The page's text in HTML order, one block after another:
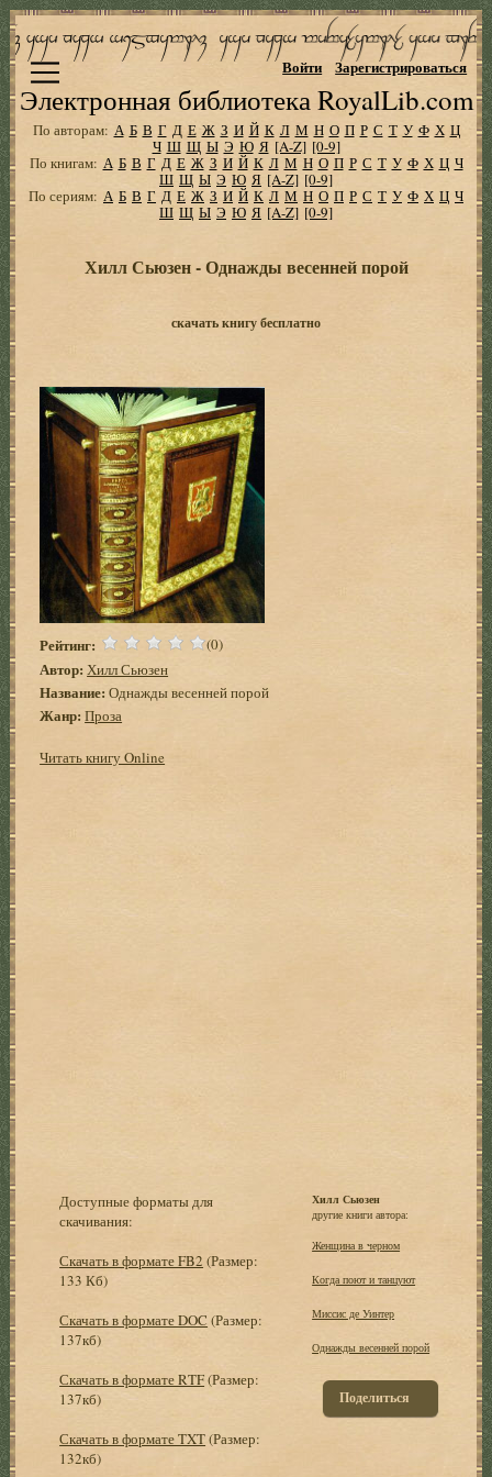
Электронная библиотека RoyalLib.com
Войти Зарегистрироваться
По авторам: А Б В Г Д Е Ж З И Й К Л М Н О П Р С Т У Ф Х Ц
Ч Ш Щ Ы Э Ю Я [A-Z] [0-9]
По книгам: А Б В Г Д Е Ж З И Й К Л М Н О П Р С Т У Ф Х Ц Ч
Ш Щ Ы Э Ю Я [A-Z] [0-9]
По сериям: А Б В Г Д Е Ж З И Й К Л М Н О П Р С Т У Ф Х Ц Ч
Ш Щ Ы Э Ю Я [A-Z] [0-9]
Хилл Сьюзен - Однажды весенней порой
скачать книгу бесплатно
Рейтинг: (0)
Автор: Хилл Сьюзен
Название: Однажды весенней порой
Жанр: Проза
Читать книгу Online
Доступные форматы для
скачивания:
Скачать в формате FB2 (Размер:
133 Кб)
Скачать в формате DOC (Размер:
137кб)
Скачать в формате RTF(Размер:
137кб)
Скачать в формате TXT(Размер:
132кб)
Хилл Сьюзен
другие книги автора:
Женщина в черном
Когда поют и танцуют
Миссис де Уинтер
Однажды весенней порой
Поделиться